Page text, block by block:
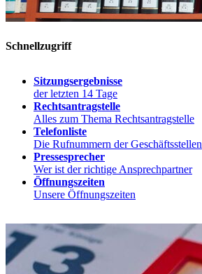
Schnellzugriff
Sitzungsergebnisse
der letzten 14 Tage
Rechtsantragstelle
Alles zum Thema Rechtsantragstelle
Telefonliste
Die Rufnummern der Geschäftsstellen
Pressesprecher
Wer ist der richtige Ansprechpartner
Öffnungszeiten
Unsere Öffnungszeiten